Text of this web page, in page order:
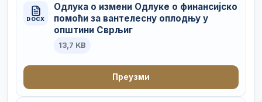
DOCX
Одлука о измени Одлуке о финансијско
помоћи за вантелесну оплодњу у
општини Сврљиг
13,7 KB
Преузми